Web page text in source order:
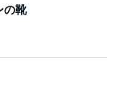
の靴